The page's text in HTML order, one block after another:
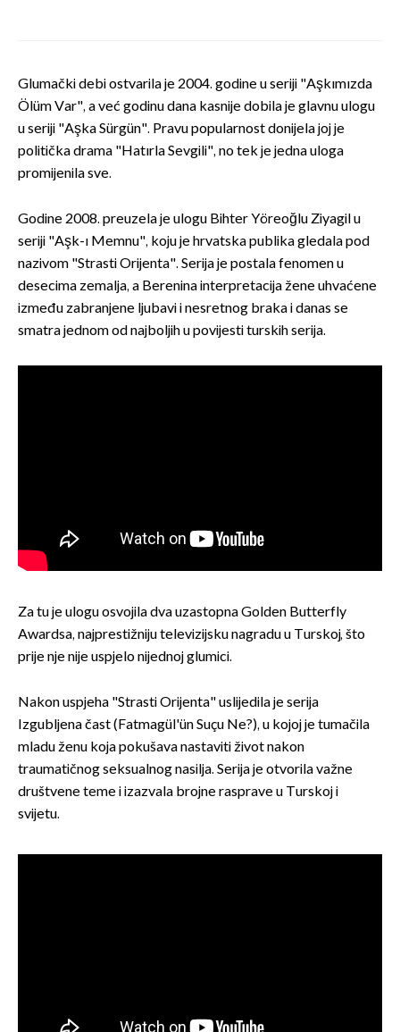
Glumački debi ostvarila je 2004. godine u seriji "Aşkımızda
Ölüm Var", a već godinu dana kasnije dobila je glavnu ulogu
u seriji "Aşka Sürgün". Pravu popularnost donijela joj je
politička drama "Hatırla Sevgili", no tek je jedna uloga
promijenila sve.
Godine 2008. preuzela je ulogu Bihter Yöreoğlu Ziyagil u
seriji "Aşk-ı Memnu", koju je hrvatska publika gledala pod
nazivom "Strasti Orijenta". Serija je postala fenomen u
desecima zemalja, a Berenina interpretacija žene uhvaćene
između zabranjene ljubavi i nesretnog braka i danas se
smatra jednom od najboljih u povijesti turskih serija.
Za tu je ulogu osvojila dva uzastopna Golden Butterfly
Awardsa, najprestižniju televizijsku nagradu u Turskoj, što
prije nje nije uspjelo nijednoj glumici.
Nakon uspjeha "Strasti Orijenta" uslijedila je serija
Izgubljena čast (Fatmagül'ün Suçu Ne?), u kojoj je tumačila
mladu ženu koja pokušava nastaviti život nakon
traumatičnog seksualnog nasilja. Serija je otvorila važne
društvene teme i izazvala brojne rasprave u Turskoj i
svijetu.